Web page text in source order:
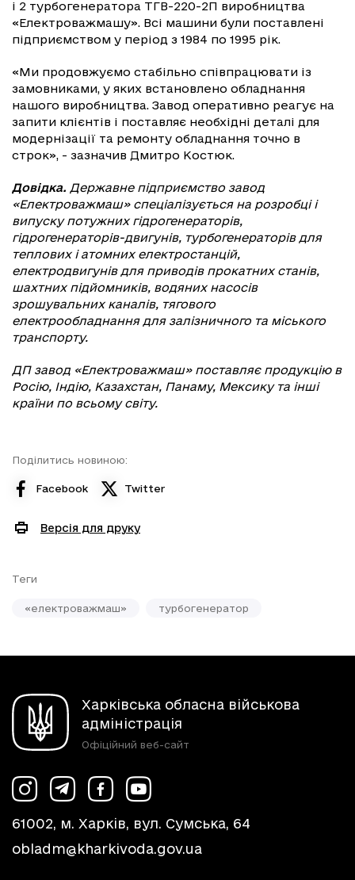
і 2 турбогенератора ТГВ-220-2П виробництва
«Електроважмашу». Всі машини були поставлені
підприємством у період з 1984 по 1995 рік.
«Ми продовжуємо стабільно співпрацювати із
замовниками, у яких встановлено обладнання
нашого виробництва. Завод оперативно реагує на
запити клієнтів і поставляє необхідні деталі для
модернізації та ремонту обладнання точно в
строк», - зазначив Дмитро Костюк.
Довідка. Державне підприємство завод
«Електроважмаш» спеціалізується на розробці і
випуску потужних гідрогенераторів,
гідрогенераторів-двигунів, турбогенераторів для
теплових і атомних електростанцій,
електродвигунів для приводів прокатних станів,
шахтних підйомників, водяних насосів
зрошувальних каналів, тягового
електрообладнання для залізничного та міського
транспорту.
ДП завод «Електроважмаш» поставляє продукцію в
Росію, Індію, Казахстан, Панаму, Мексику та інші
країни по всьому світу.
Поділитись новиною:
Facebook Twitter
Версія для друку
Теги
«електроважмаш» турбогенератор
Харківська обласна військова
адміністрація
Офіційний веб-сайт
61002, м. Харків, вул. Сумська, 64
obladm@kharkivoda.gov.ua